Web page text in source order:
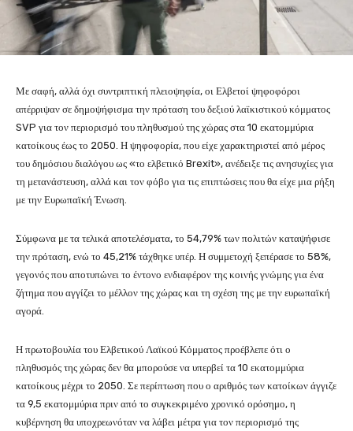
Με σαφή, αλλά όχι συντριπτική πλειοψηφία, οι Ελβετοί ψηφοφόροι
απέρριψαν σε δημοψήφισμα την πρόταση του δεξιού λαϊκιστικού κόμματος
SVP για τον περιορισμό του πληθυσμού της χώρας στα 10 εκατομμύρια
κατοίκους έως το 2050. Η ψηφοφορία, που είχε χαρακτηριστεί από μέρος
του δημόσιου διαλόγου ως «το ελβετικό Brexit», ανέδειξε τις ανησυχίες για
τη μετανάστευση, αλλά και τον φόβο για τις επιπτώσεις που θα είχε μια ρήξη
με την Ευρωπαϊκή Ένωση.
Σύμφωνα με τα τελικά αποτελέσματα, το 54,79% των πολιτών καταψήφισε
την πρόταση, ενώ το 45,21% τάχθηκε υπέρ. Η συμμετοχή ξεπέρασε το 58%,
γεγονός που αποτυπώνει το έντονο ενδιαφέρον της κοινής γνώμης για ένα
ζήτημα που αγγίζει το μέλλον της χώρας και τη σχέση της με την ευρωπαϊκή
αγορά.
Η πρωτοβουλία του Ελβετικού Λαϊκού Κόμματος προέβλεπε ότι ο
πληθυσμός της χώρας δεν θα μπορούσε να υπερβεί τα 10 εκατομμύρια
κατοίκους μέχρι το 2050. Σε περίπτωση που ο αριθμός των κατοίκων άγγιζε
τα 9,5 εκατομμύρια πριν από το συγκεκριμένο χρονικό ορόσημο, η
κυβέρνηση θα υποχρεωνόταν να λάβει μέτρα για τον περιορισμό της